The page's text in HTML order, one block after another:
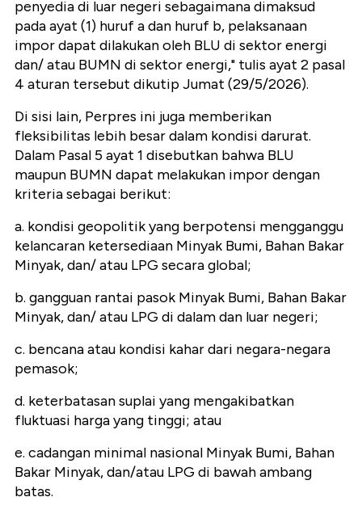
penyedia di luar negeri sebagaimana dimaksud
pada ayat (1) huruf a dan huruf b, pelaksanaan
impor dapat dilakukan oleh BLU di sektor energi
dan/ atau BUMN di sektor energi," tulis ayat 2 pasal
4 aturan tersebut dikutip Jumat (29/5/2026).
Di sisi lain, Perpres ini juga memberikan
fleksibilitas lebih besar dalam kondisi darurat.
Dalam Pasal 5 ayat 1 disebutkan bahwa BLU
maupun BUMN dapat melakukan impor dengan
kriteria sebagai berikut:
a. kondisi geopolitik yang berpotensi mengganggu
kelancaran ketersediaan Minyak Bumi, Bahan Bakar
Minyak, dan/ atau LPG secara global;
b. gangguan rantai pasok Minyak Bumi, Bahan Bakar
Minyak, dan/ atau LPG di dalam dan luar negeri;
c. bencana atau kondisi kahar dari negara-negara
pemasok;
d. keterbatasan suplai yang mengakibatkan
fluktuasi harga yang tinggi; atau
e. cadangan minimal nasional Minyak Bumi, Bahan
Bakar Minyak, dan/atau LPG di bawah ambang
batas.